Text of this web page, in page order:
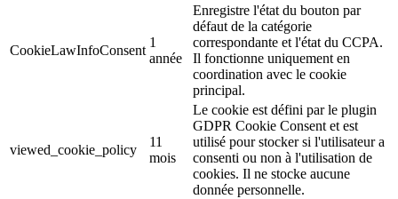
CookieLawInfoConsent
1
année
Enregistre l'état du bouton par
défaut de la catégorie
correspondante et l'état du CCPA.
Il fonctionne uniquement en
coordination avec le cookie
principal.
viewed_cookie_policy
11
mois
Le cookie est défini par le plugin
GDPR Cookie Consent et est
utilisé pour stocker si l'utilisateur a
consenti ou non à l'utilisation de
cookies. Il ne stocke aucune
donnée personnelle.